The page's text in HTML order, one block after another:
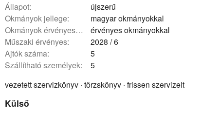
állapot:
újszerű
okmányok jellege:
magyar okmányokkal
okmányok érvényessége:
érvényes okmányokkal
műszaki érvényes:
2028 / 6
ajtók száma:
5
szállítható személyek:
5
vezetett szervizkönyv · törzskönyv · frissen szervizelt
Külső